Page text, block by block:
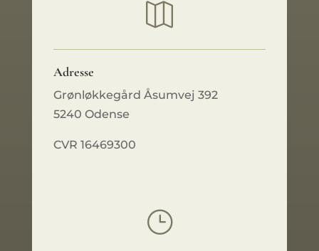

Adresse
Grønløkkegård Åsumvej 392
5240 Odense
CVR 16469300
}